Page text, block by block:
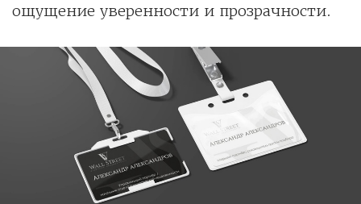
ощущение уверенности и прозрачности.